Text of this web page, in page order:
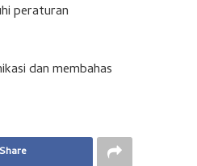
peraturan
dan membahas
Share